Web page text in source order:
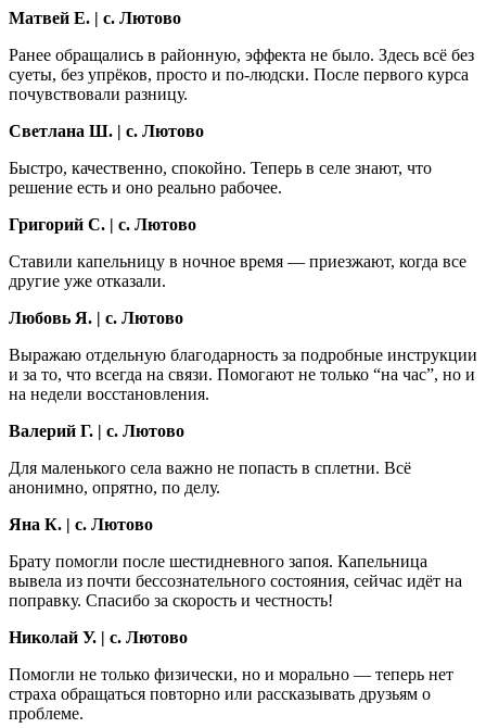
Матвей Е. | с. Лютово
Ранее обращались в районную, эффекта не было. Здесь всё без
суеты, без упрёков, просто и по-людски. После первого курса
почувствовали разницу.
Светлана Ш. | с. Лютово
Быстро, качественно, спокойно. Теперь в селе знают, что
решение есть и оно реально рабочее.
Григорий С. | с. Лютово
Ставили капельницу в ночное время — приезжают, когда все
другие уже отказали.
Любовь Я. | с. Лютово
Выражаю отдельную благодарность за подробные инструкции
и за то, что всегда на связи. Помогают не только “на час”, но и
на недели восстановления.
Валерий Г. | с. Лютово
Для маленького села важно не попасть в сплетни. Всё
анонимно, опрятно, по делу.
Яна К. | с. Лютово
Брату помогли после шестидневного запоя. Капельница
вывела из почти бессознательного состояния, сейчас идёт на
поправку. Спасибо за скорость и честность!
Николай У. | с. Лютово
Помогли не только физически, но и морально — теперь нет
страха обращаться повторно или рассказывать друзьям о
проблеме.